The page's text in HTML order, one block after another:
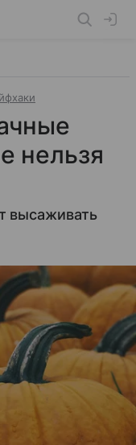
нельзя
высаживать